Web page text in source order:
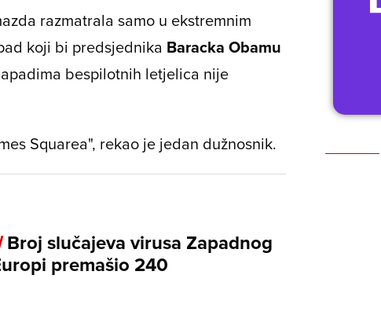
razmatrala samo u ekstremnim
koji bi predsjednika Baracka Obamu
bespilotnih letjelica nije
Squarea", rekao je jedan dužnosnik.
Broj slučajeva virusa Zapadnog
premašio 240